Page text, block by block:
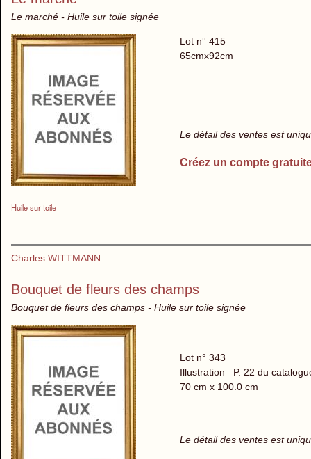
Le marché - Huile sur toile signée
Huile sur toile
Lot n° 415
65cmx92cm
Le détail des ventes est
Créez un compte
Charles WITTMANN
Bouquet de fleurs des champs
Bouquet de fleurs des champs - Huile sur toile signée
Lot n° 343
Illustration P. 22 du
70 cm x 100.0 cm
Le détail des ventes est